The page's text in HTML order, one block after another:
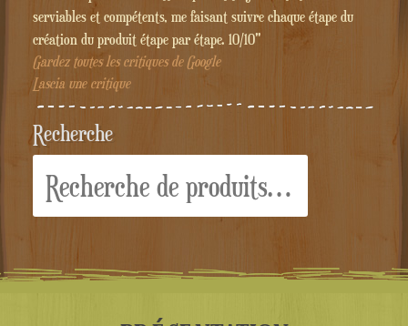
serviables et compétents, me faisant suivre chaque étape du
création du produit étape par étape. 10/10"
Gardez toutes les critiques de Google
Lascia une critique
Recherche
pour :